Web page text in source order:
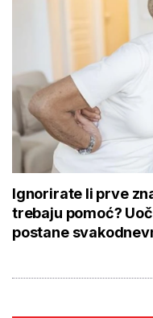
Ignorirate li prve
trebaju pomoć?
postane